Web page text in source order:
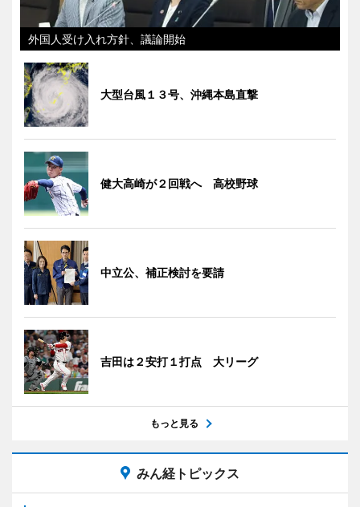
外国人受け入れ方針、議論開始
大型台風１３号、沖縄本島直撃
健大高崎が２回戦へ 高校野球
中立公、補正検討を要請
吉田は２安打１打点 大リーグ
もっと見る
みん経トピックス